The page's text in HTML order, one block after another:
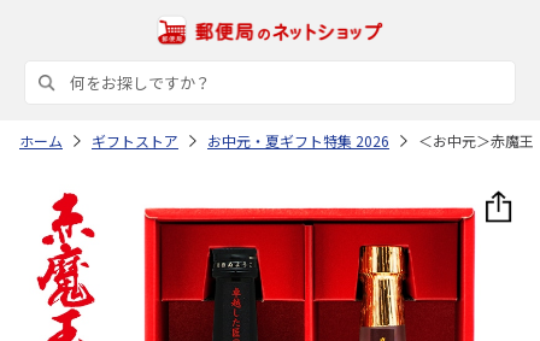
ホーム ギフトストア お中元・夏ギフト特集 2026 ＜お中元＞赤魔